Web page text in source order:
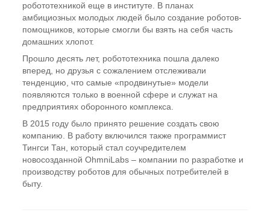
робототехникой еще в институте. В планах
амбициозных молодых людей было создание роботов-
помощников, которые смогли бы взять на себя часть
домашних хлопот.
Прошло десять лет, робототехника пошла далеко
вперед, но друзья с сожалением отслеживали
тенденцию, что самые «продвинутые» модели
появляются только в военной сфере и служат на
предприятиях оборонного комплекса.
В 2015 году было принято решение создать свою
компанию. В работу включился также программист
Тингси Тан, который стал соучредителем
новосозданной OhmniLabs – компании по разработке и
производству роботов для обычных потребителей в
быту.